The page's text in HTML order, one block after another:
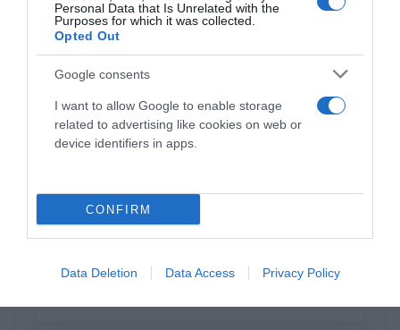
Personal Data that Is Unrelated with the
Purposes for which it was collected.
Opted Out
Google consents
I want to allow Google to enable storage
related to advertising like cookies on web or
device identifiers in apps.
CONFIRM
Data Deletion Data Access Privacy Policy
Perché scegliere le finestre
Internorm?
Catalogo Internorm 2023 2024